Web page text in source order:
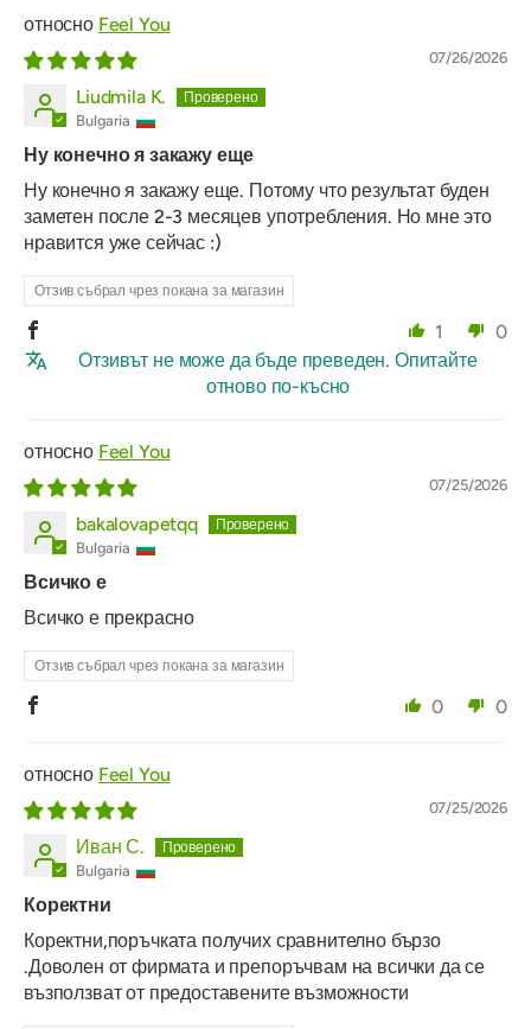
Feel You
07/26/2026
Liudmila K.
Bulgaria
Ну конечно я закажу еще
Ну конечно я закажу еще. Потому что результат буден
заметен после 2-3 месяцев употребления. Но мне это
нравится уже сейчас :)
Отзив събрал чрез покана за магазин
1
0
Отзивът не може да бъде преведен. Опитайте
отново по-късно
Feel You
07/25/2026
bakalovapetqq
Bulgaria
Всичко е
Всичко е прекрасно
Отзив събрал чрез покана за магазин
0 0
Feel You
07/25/2026
Иван С.
Bulgaria
Коректни
Коректни,поръчката получих сравнително бързо
.Доволен от фирмата и препоръчвам на всички да се
възползват от предоставените възможности